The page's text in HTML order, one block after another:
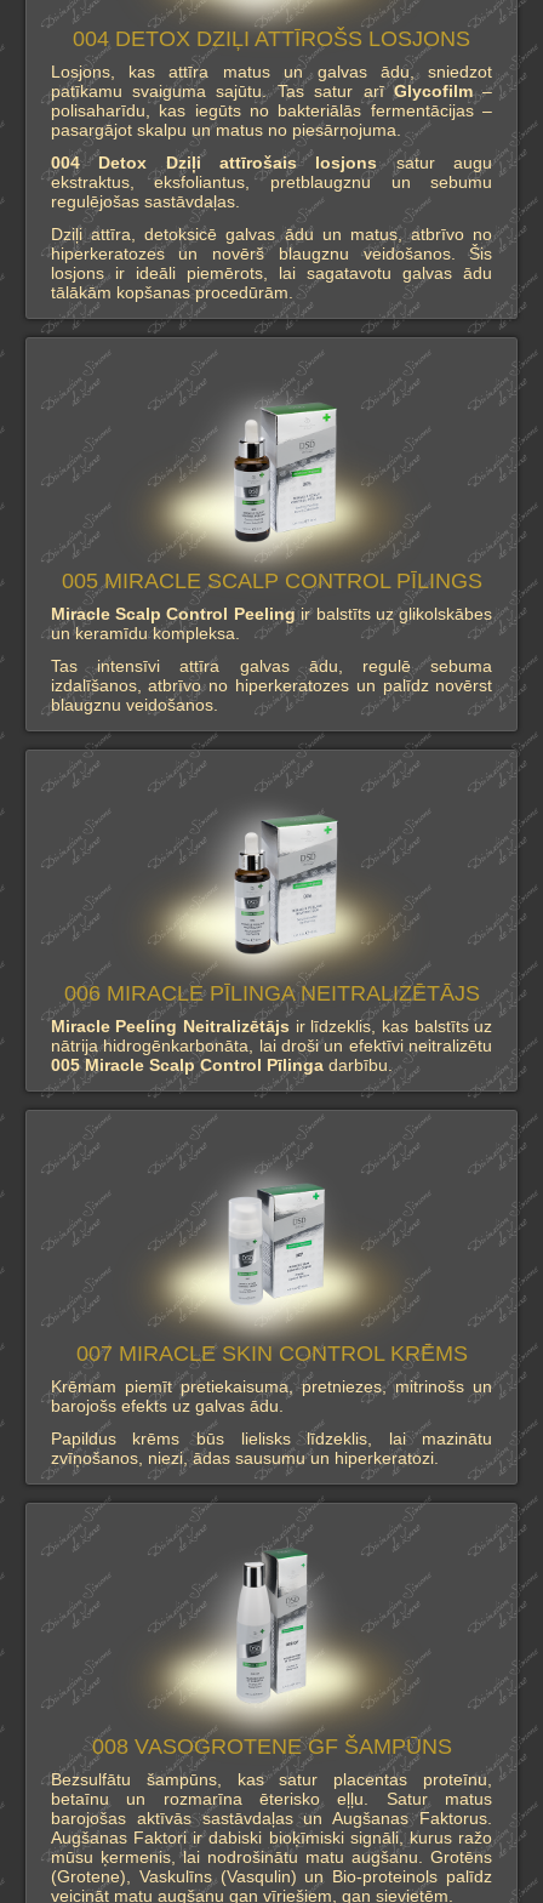
004 DETOX DZIĻI ATTĪROŠS LOSJONS
Losjons, kas attīra matus un galvas ādu, sniedzot
patīkamu svaiguma sajūtu. Tas satur arīGlycofilm–
polisaharīdu, kas iegūts no bakteriālās fermentācijas –
pasargājot skalpu un matus no piesārņojuma.
004 Detox Dziļi attīrošais losjons satur augu
ekstraktus, eksfoliantus, pretblaugznu un sebumu
regulējošas sastāvdaļas.
Dziļi attīra, detoksicē galvas ādu un matus, atbrīvo no
hiperkeratozes un novērš blaugznu veidošanos. Šis
losjons ir ideāli piemērots, lai sagatavotu galvas ādu
tālākām kopšanas procedūrām.
005 MIRACLE SCALP CONTROL PĪLINGS
Miracle Scalp Control Peelingir balstīts uz glikolskābes
un keramīdu kompleksa.
Tas intensīvi attīra galvas ādu, regulē sebuma
izdalīšanos, atbrīvo no hiperkeratozes un palīdz novērst
blaugznu veidošanos.
006 MIRACLE PĪLINGA NEITRALIZĒTĀJS
Miracle Peeling Neitralizētājs ir līdzeklis, kas balstīts uz
nātrija hidrogēnkarbonāta, lai droši un efektīvi neitralizētu
005 Miracle Scalp Control Pīlingadarbību.
007 MIRACLE SKIN CONTROL KRĒMS
Krēmam piemīt pretiekaisuma, pretniezes, mitrinošs un
barojošs efekts uz galvas ādu.
Papildus krēms būs lielisks līdzeklis, lai mazinātu
zvīņošanos, niezi, ādas sausumu un hiperkeratozi.
008 VASOGROTENE GF ŠAMPŪNS
Bezsulfātu šampūns, kas satur placentas proteīnu,
betaīnu un rozmarīna ēterisko eļļu. Satur matus
barojošas aktīvās sastāvdaļas un Augšanas Faktorus.
Augšanas Faktori ir dabiski bioķīmiski signāli, kurus ražo
mūsu ķermenis, lai nodrošinātu matu augšanu. Grotēns
(Grotene), Vaskulīns (Vasqulin) un Bio-proteinols palīdz
veicināt matu augšanu gan vīriešiem, gan sievietēm.